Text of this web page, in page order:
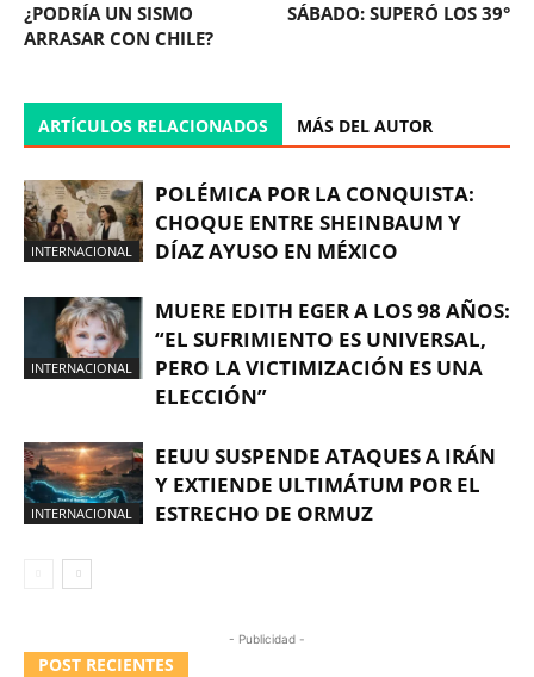
¿PODRÍA UN SISMO
ARRASAR CON CHILE?
SÁBADO: SUPERÓ LOS 39°
ARTÍCULOS RELACIONADOS MÁS DEL AUTOR
INTERNACIONAL
POLÉMICA POR LA CONQUISTA:
CHOQUE ENTRE SHEINBAUM Y
DÍAZ AYUSO EN MÉXICO
INTERNACIONAL
MUERE EDITH EGER A LOS 98 AÑOS:
“EL SUFRIMIENTO ES UNIVERSAL,
PERO LA VICTIMIZACIÓN ES UNA
ELECCIÓN”
INTERNACIONAL
EEUU SUSPENDE ATAQUES A IRÁN
Y EXTIENDE ULTIMÁTUM POR EL
ESTRECHO DE ORMUZ
- Publicidad -
POST RECIENTES